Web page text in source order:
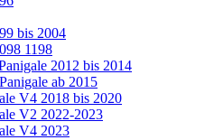
bis 2004
1198
2012 bis 2014
ab 2015
V4 2018 bis 2020
V2 2022-2023
V4 2023